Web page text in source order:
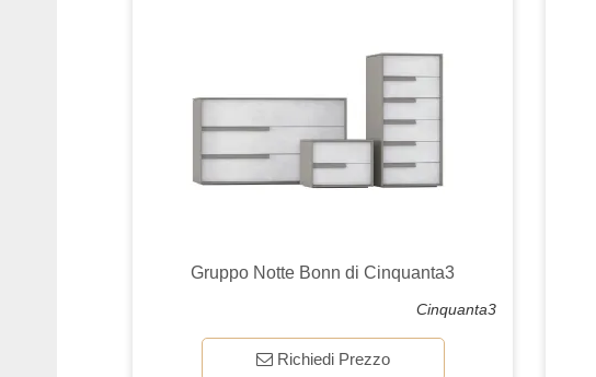
Gruppo Notte Bonn di Cinquanta3
Cinquanta3
Richiedi Prezzo